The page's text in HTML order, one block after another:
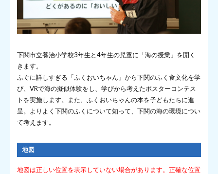
下関市立養治小学校3年生と4年生の児童に「海の授業」を開く
きます。
ふぐに詳しすぎる「ふくおいちゃん」から下関のふく食文化を学
び、VRで海の擬似体験をし、学びから考えたポスターコンテス
トを実施します。また、ふくおいちゃんの本を子どもたちに進
呈。よりよく下関のふくについて知って、下関の海の環境につい
て考えます。
地図
地図は正しい位置を表示していない場合があります。正確な位置